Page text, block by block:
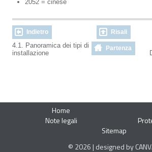
2052 = cinese
Indietro Risali
4.1. Panoramica dei tipi di
installazione
Partenza
Home
Note legali
Sitemap
© 2026 | designed by